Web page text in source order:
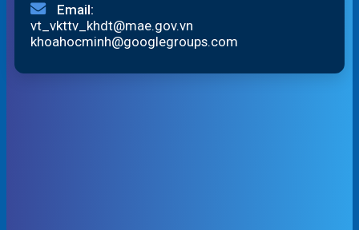
Email:
vt_vkttv_khdt@mae.gov.vn
khoahocminh@googlegroups.com